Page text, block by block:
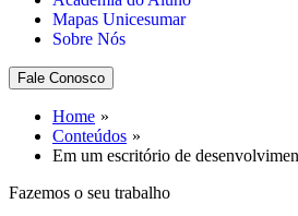
Mapas Unicesumar
Sobre Nós
Fale Conosco
Home
Conteúdos
Em um escritório de
Fazemos o seu trabalho